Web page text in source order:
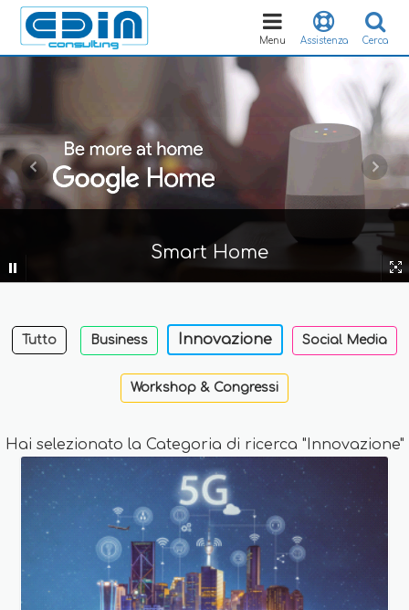
Cerca
Assistenza
Toggle
navigation
Menu
Smart Home
Tutto Business Innovazione Social Media
Workshop & Congressi
Hai selezionato la Categoria di ricerca "Innovazione"